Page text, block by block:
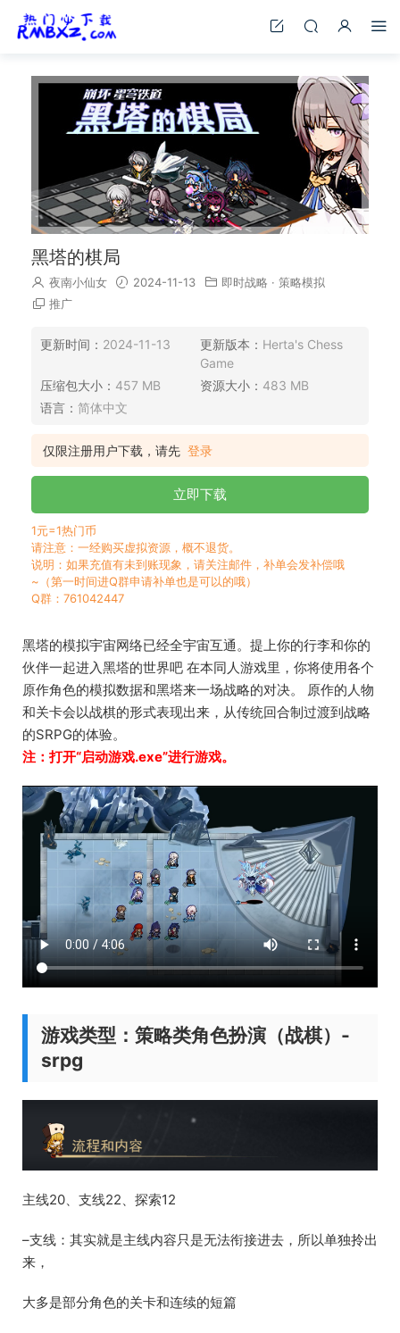
黑塔的棋局
夜南小仙女 2024-11-13 即时战略 · 策略模拟
推广
更新时间： 2024-11-13 更新版本： Herta's Chess
Game
压缩包大小： 457 MB 资源大小： 483 MB
语言： 简体中文
仅限注册用户下载，请先 登录
立即下载
1元=1热门币
请注意：一经购买虚拟资源，概不退货。
说明：如果充值有未到账现象，请关注邮件，补单会发补偿哦
~（第一时间进Q群申请补单也是可以的哦）
Q群：761042447
黑塔的模拟宇宙网络已经全宇宙互通。提上你的行李和你的
伙伴一起进入黑塔的世界吧 在本同人游戏里，你将使用各个
原作角色的模拟数据和黑塔来一场战略的对决。 原作的人物
和关卡会以战棋的形式表现出来，从传统回合制过渡到战略
的SRPG的体验。
注：打开“启动游戏.exe”进行游戏。
游戏类型：策略类角色扮演（战棋）-
srpg
主线20、支线22、探索12
–支线：其实就是主线内容只是无法衔接进去，所以单独拎出
来，
大多是部分角色的关卡和连续的短篇